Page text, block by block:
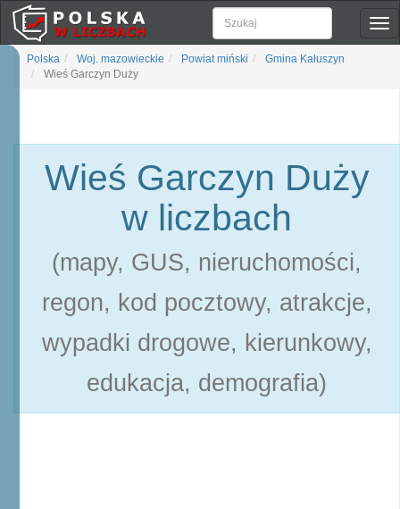
Polska Woj. mazowieckie Powiat miński
Gmina Kałuszyn
Wieś Garczyn Duży
Wieś Garczyn Duży
w liczbach
(mapy, GUS, nieruchomości,
regon, kod pocztowy, atrakcje,
wypadki drogowe, kierunkowy,
edukacja, demografia)